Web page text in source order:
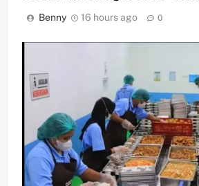
Benny 16 hours ago 0